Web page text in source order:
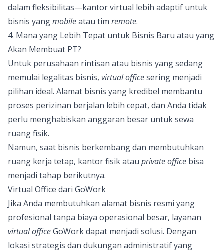
dalam fleksibilitas—kantor virtual lebih adaptif untuk
bisnis yangmobileatau tim remote.
4. Mana yang Lebih Tepat untuk Bisnis Baru atau yang
Akan Membuat PT?
Untuk perusahaan rintisan atau bisnis yang sedang
memulai legalitas bisnis, virtual officesering menjadi
pilihan ideal. Alamat bisnis yang kredibel membantu
proses perizinan berjalan lebih cepat, dan Anda tidak
perlu menghabiskan anggaran besar untuk sewa
ruang fisik.
Namun, saat bisnis berkembang dan membutuhkan
ruang kerja tetap, kantor fisik atau private office bisa
menjadi tahap berikutnya.
Virtual Office dari GoWork
Jika Anda membutuhkan alamat bisnis resmi yang
profesional tanpa biaya operasional besar, layanan
virtual officeGoWorkdapat menjadi solusi. Dengan
lokasi strategis dan dukungan administratif yang